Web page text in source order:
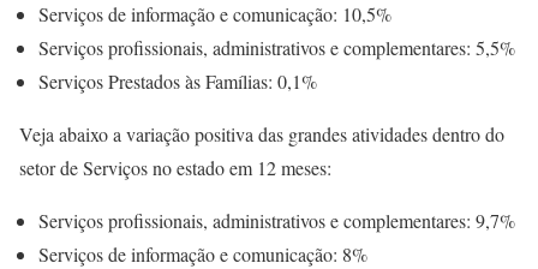
Serviços de informação e comunicação: 10,5%
Serviços profissionais, administrativos e complementares: 5,5%
Serviços Prestados às Famílias: 0,1%
Veja abaixo a variação positiva das grandes atividades dentro do
setor de Serviços no estado em 12 meses:
Serviços profissionais, administrativos e complementares: 9,7%
Serviços de informação e comunicação: 8%